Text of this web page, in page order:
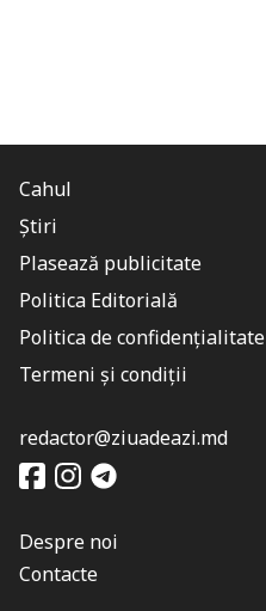
Cahul
Știri
Plasează publicitate
Politica Editorială
Politica de confidențialitate
Termeni și condiții
redactor@ziuadeazi.md
Despre noi
Contacte